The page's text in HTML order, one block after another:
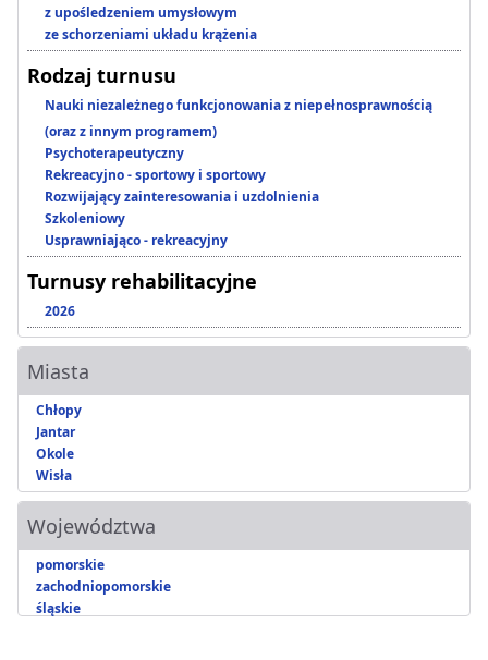
z upośledzeniem umysłowym
ze schorzeniami układu krążenia
Rodzaj turnusu
Nauki niezależnego funkcjonowania z niepełnosprawnością
(oraz z innym programem)
Psychoterapeutyczny
Rekreacyjno - sportowy i sportowy
Rozwijający zainteresowania i uzdolnienia
Szkoleniowy
Usprawniająco - rekreacyjny
Turnusy rehabilitacyjne
2026
Miasta
Chłopy
Jantar
Okole
Wisła
Województwa
pomorskie
zachodniopomorskie
śląskie